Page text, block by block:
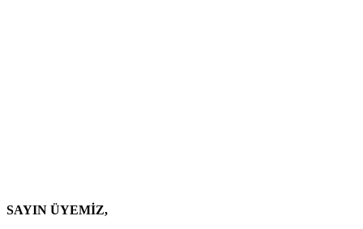
SAYIN ÜYEMİZ,